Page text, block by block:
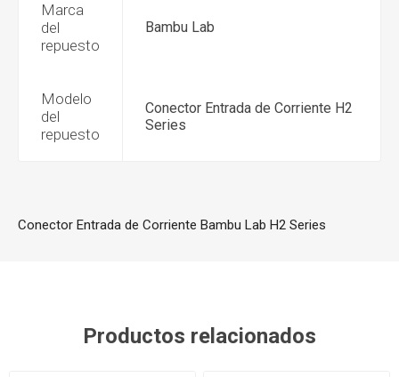
Marca
del
repuesto
Bambu Lab
Modelo
del
repuesto
Conector Entrada de Corriente H2
Series
Conector Entrada de Corriente Bambu Lab H2 Series
Productos relacionados